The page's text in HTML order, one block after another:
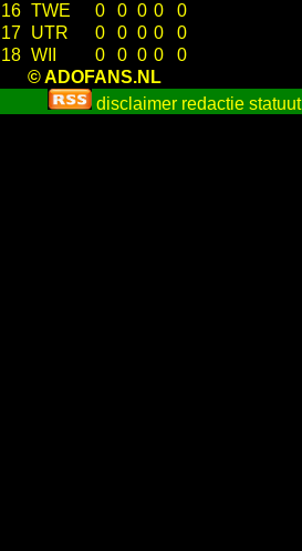
16 TWE 0 0 0 0
0
17 UTR 0 0 0 0
0
18 WII 0 0 0 0
0
© ADOFANS.NL
disclaimer redactie statuut